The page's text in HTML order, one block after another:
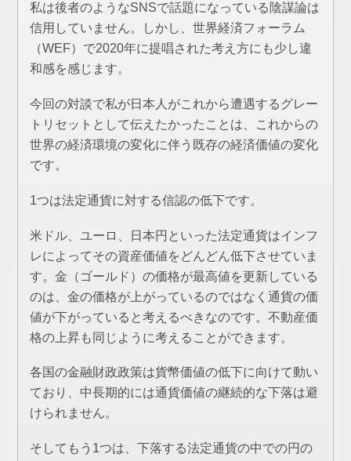
私は後者のようなSNSで話題になっている陰謀論は
信用していません。しかし、世界経済フォーラム
（WEF）で2020年に提唱された考え方にも少し違
和感を感じます。
今回の対談で私が日本人がこれから遭遇するグレー
トリセットとして伝えたかったことは、これからの
世界の経済環境の変化に伴う既存の経済価値の変化
です。
1つは法定通貨に対する信認の低下です。
米ドル、ユーロ、日本円といった法定通貨はインフ
レによってその資産価値をどんどん低下させていま
す。金（ゴールド）の価格が最高値を更新している
のは、金の価格が上がっているのではなく通貨の価
値が下がっていると考えるべきなのです。不動産価
格の上昇も同じように考えることができます。
各国の金融財政政策は貨幣価値の低下に向けて動い
ており、中長期的には通貨価値の継続的な下落は避
けられません。
そしてもう1つは、下落する法定通貨の中での円の